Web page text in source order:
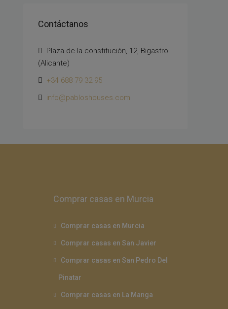
Contáctanos
Plaza de la constitución, 12, Bigastro
(Alicante)
+34 688 79 32 95
info@pabloshouses.com
Comprar casas en Murcia
Comprar casas en Murcia
Comprar casas en San Javier
Comprar casas en San Pedro Del
Pinatar
Comprar casas en La Manga